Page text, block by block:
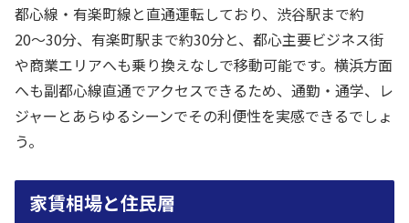
都心線・有楽町線と直通運転しており、渋谷駅まで約
20〜30分、有楽町駅まで約30分と、都心主要ビジネス街
や商業エリアへも乗り換えなしで移動可能です。横浜方面
へも副都心線直通でアクセスできるため、通勤・通学、レ
ジャーとあらゆるシーンでその利便性を実感できるでしょ
う。
家賃相場と住民層